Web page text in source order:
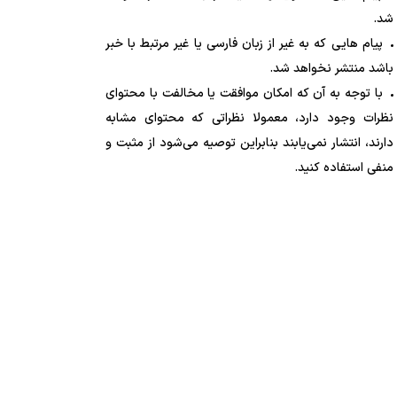
شد.
پیام هایی که به غیر از زبان فارسی یا غیر مرتبط با خبر
باشد منتشر نخواهد شد.
با توجه به آن که امکان موافقت یا مخالفت با محتوای
نظرات وجود دارد، معمولا نظراتی که محتوای مشابه
دارند، انتشار نمی‌یابند بنابراین توصیه می‌شود از مثبت و
منفی استفاده کنید.